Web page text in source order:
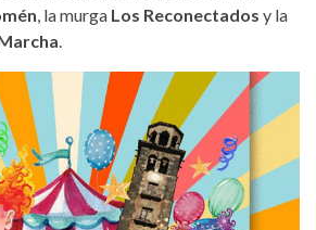
, la murga Los Reconectados y la
la-laguna-2025-